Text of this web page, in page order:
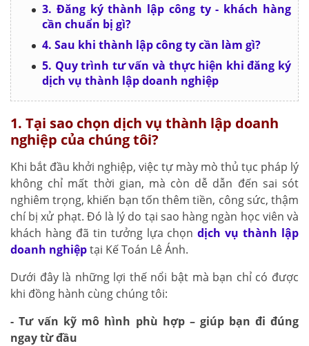
3. Đăng ký thành lập công ty - khách hàng
cần chuẩn bị gì?
4. Sau khi thành lập công ty cần làm gì?
5. Quy trình tư vấn và thực hiện khi đăng ký
dịch vụ thành lập doanh nghiệp
1. Tại sao chọn dịch vụ thành lập doanh
nghiệp của chúng tôi?
Khi bắt đầu khởi nghiệp, việc tự mày mò thủ tục pháp lý
không chỉ mất thời gian, mà còn dễ dẫn đến sai sót
nghiêm trọng, khiến bạn tốn thêm tiền, công sức, thậm
chí bị xử phạt. Đó là lý do tại sao hàng ngàn học viên và
khách hàng đã tin tưởng lựa chọndịch vụ thành lập
doanh nghiệptại Kế Toán Lê Ánh.
Dưới đây là những lợi thế nổi bật mà bạn chỉ có được
khi đồng hành cùng chúng tôi:
- Tư vấn kỹ mô hình phù hợp – giúp bạn đi đúng
ngay từ đầu